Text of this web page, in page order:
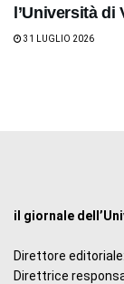
l’Università di
31 LUGLIO 2026
il giornale
Direttore editoriale:
Direttrice